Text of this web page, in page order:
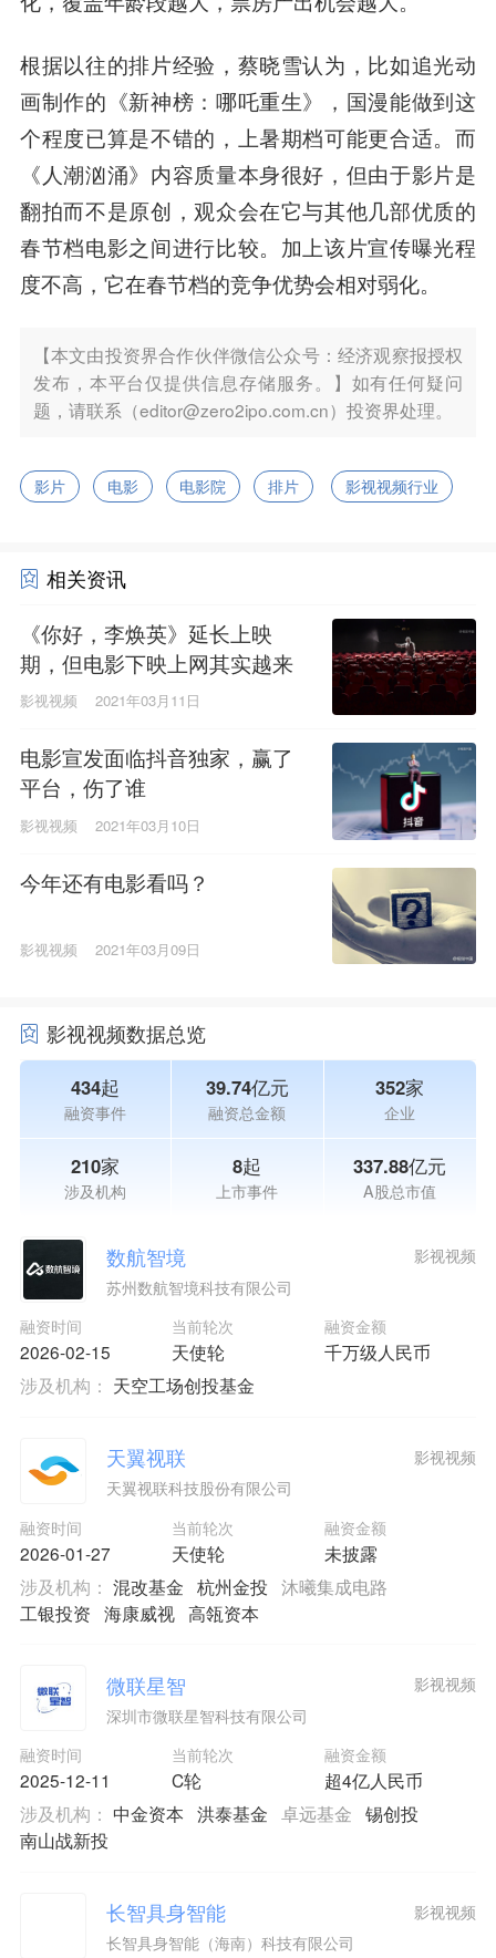
根据以往的排片经验，蔡晓雪认为，比如追光动
画制作的《新神榜：哪吒重生》，国漫能做到这
个程度已算是不错的，上暑期档可能更合适。而
《人潮汹涌》内容质量本身很好，但由于影片是
翻拍而不是原创，观众会在它与其他几部优质的
春节档电影之间进行比较。加上该片宣传曝光程
度不高，它在春节档的竞争优势会相对弱化。
【本文由投资界合作伙伴微信公众号：经济观察报授权
发布，本平台仅提供信息存储服务。】如有任何疑问
题，请联系（editor@zero2ipo.com.cn）投资界处理。
影片 电影 电影院 排片 影视视频行业
相关资讯
《你好，李焕英》延长上映
期，但电影下映上网其实越来
越快了
影视视频 2021年03月11日
电影宣发面临抖音独家，赢了
平台，伤了谁
影视视频 2021年03月10日
今年还有电影看吗？
影视视频 2021年03月09日
影视视频数据总览
434起
融资事件
39.74亿元
融资总金额
352家
企业
210家
涉及机构
8起
上市事件
337.88亿元
A股总市值
数航智境
苏州数航智境科技有限公司
融资时间
2026-02-15
当前轮次
天使轮
融资金额
千万级人民币
影视视频
涉及机构： 天空工场创投基金
天翼视联
天翼视联科技股份有限公司
融资时间
2026-01-27
当前轮次
天使轮
融资金额
未披露
影视视频
涉及机构： 混改基金 杭州金投 沐曦集成电路
工银投资 海康威视 高瓴资本
微联星智
深圳市微联星智科技有限公司
融资时间
2025-12-11
当前轮次
C轮
融资金额
超4亿人民币
影视视频
涉及机构： 中金资本 洪泰基金 卓远基金 锡创投
南山战新投
长智具身智能
长智具身智能（海南）科技有限公司
影视视频